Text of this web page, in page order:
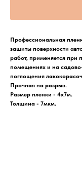
Профессиональная
защиты поверхности
работ, применяется при
помещениях и на
поглощения
Прочная на разрыв.
Размер пленки - 4х7м.
Толщина - 7мкм.